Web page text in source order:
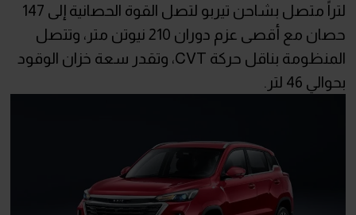
لتراً متصل بشاحن تيربو لتصل القوة الحصانية إلى 147
حصان مع أقصى عزم دوران 210 نيوتن متر، وتتصل
المنظومة بناقل حركة CVT، وتقدر سعة خزان الوقود
بحوالي 46 لتر.